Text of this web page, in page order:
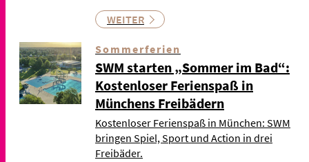
WEITER
Sommerferien
SWM starten „Sommer im Bad“:
Kostenloser Ferienspaß in
Münchens Freibädern
Kostenloser Ferienspaß in München: SWM
bringen Spiel, Sport und Action in drei
Freibäder.